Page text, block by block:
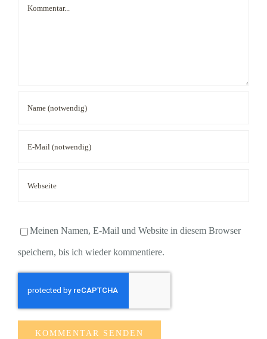
Kommentar
Meinen Namen, E-Mail und Website in diesem Browser
speichern, bis ich wieder kommentiere.